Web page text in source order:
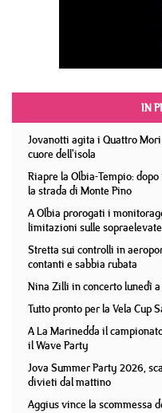
IN
Jovanotti agita i Quattro
cuore dell'isola
Riapre la Olbia-Tempio:
la strada di Monte Pino
A Olbia prorogati i
limitazioni sulle sopraelevate
Stretta sui controlli in
contanti e sabbia rubata
Nina Zilli in concerto lunedì
Tutto pronto per la Vela Cup
A La Marinedda il
il Wave Party
Jova Summer Party 2026,
divieti dal mattino
Aggius vince la scommessa